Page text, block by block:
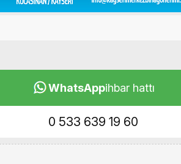
WhatsAppihbar hattı
0 533 639 19 60